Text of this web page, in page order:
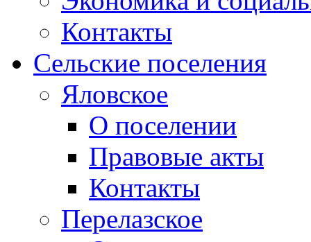
Контакты
Сельские поселения
Яловское
О поселении
Правовые акты
Контакты
Перелазское